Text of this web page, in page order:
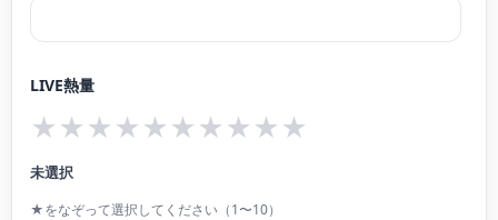
演奏指導グレード4級。
故井上直幸、志水英子、篰幾世子、ボリス・ベクテレフ、林敦子に師事。
LIVE熱量
★★★★★★★★★★
未選択
★をなぞって選択してください（1〜10）